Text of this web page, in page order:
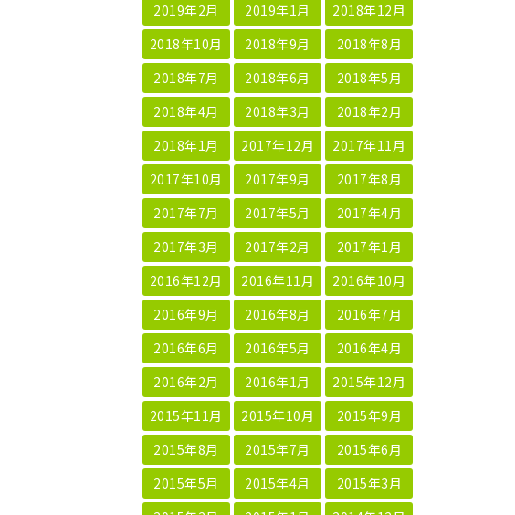
2019年2月
2019年1月
2018年12月
2018年10月
2018年9月
2018年8月
2018年7月
2018年6月
2018年5月
2018年4月
2018年3月
2018年2月
2018年1月
2017年12月
2017年11月
2017年10月
2017年9月
2017年8月
2017年7月
2017年5月
2017年4月
2017年3月
2017年2月
2017年1月
2016年12月
2016年11月
2016年10月
2016年9月
2016年8月
2016年7月
2016年6月
2016年5月
2016年4月
2016年2月
2016年1月
2015年12月
2015年11月
2015年10月
2015年9月
2015年8月
2015年7月
2015年6月
2015年5月
2015年4月
2015年3月